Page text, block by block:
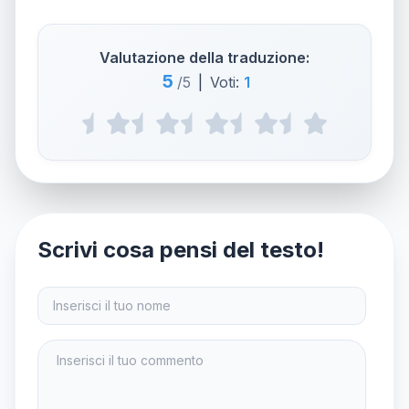
Valutazione della traduzione:
5 /5 Voti: 1
Scrivi cosa pensi del testo!